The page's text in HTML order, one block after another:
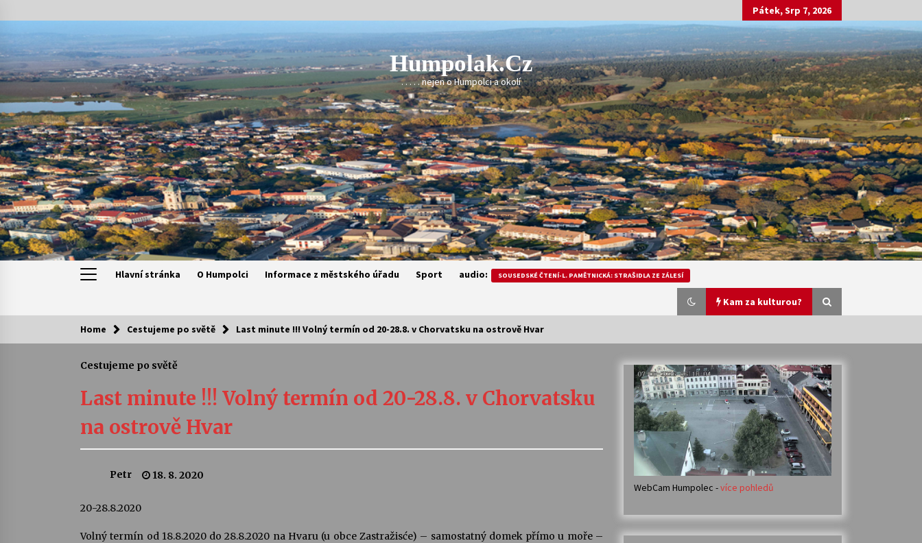
to
Pátek, Srp 7, 2026
Humpolak.cz
. . . . . nejen o Humpolci a okolí
Hlavní stránka O Humpolci Informace z městského úřadu Sport audio: SOUSEDSKÉ ČTENÍ-L. PAMĚTNICKÁ: STRAŠIDLA ZE ZÁLESÍ
Kam za kulturou?
Kam za kulturou?
Camerata a Sukuba Ensemble
4. 8. 2026
Stávám se kapkou
30. 7. 2026
Veselí muzikanti
30. 7. 2026
Quijotova šedesátka: 28. 7.–1. 8.
28. 7. 2026
Kolchoz a Jenakaši
Votavžatský ploty
23. 7. 2026
22. 7. 2026
14. 7. 2026
Home Cestujeme po světě Last minute !!! Volný termín od 20-28.8. v Chorvatsku na ostrově Hvar
Cestujeme po světě
Last minute !!! Volný termín od 20-28.8. v Chorvatsku
na ostrově Hvar
Petr 18. 8. 2020
20-28.8.2020
Volný termín od 18.8.2020 do 28.8.2020 na Hvaru (u obce Zastražisće) – samostatný domek přímo u moře –
WebCam Humpolec -více pohledů